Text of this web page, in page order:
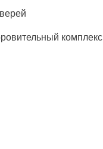
комплекс